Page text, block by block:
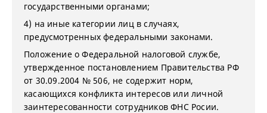
государственными органами;
4) на иные категории лиц в случаях,
предусмотренных федеральными законами.
Положение о Федеральной налоговой службе,
утвержденное постановлением Правительства РФ
от 30.09.2004 № 506, не содержит норм,
касающихся конфликта интересов или личной
заинтересованности сотрудников ФНС Росии.